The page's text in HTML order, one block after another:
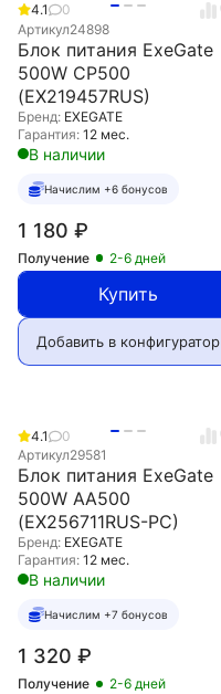
4.1
0
Артикул24898
Блок питания ExeGate
500W CP500
(EX219457RUS)
Бренд: EXEGATE
Гарантия: 12 мес.
В наличии
Начислим +6 бонусов
1 180 ₽
Получение 2-6 дней
Купить
Добавить в конфигуратор
4.1
0
Артикул29581
Блок питания ExeGate
500W AA500
(EX256711RUS-PC)
Бренд: EXEGATE
Гарантия: 12 мес.
В наличии
Начислим +7 бонусов
1 320 ₽
Получение 2-6 дней